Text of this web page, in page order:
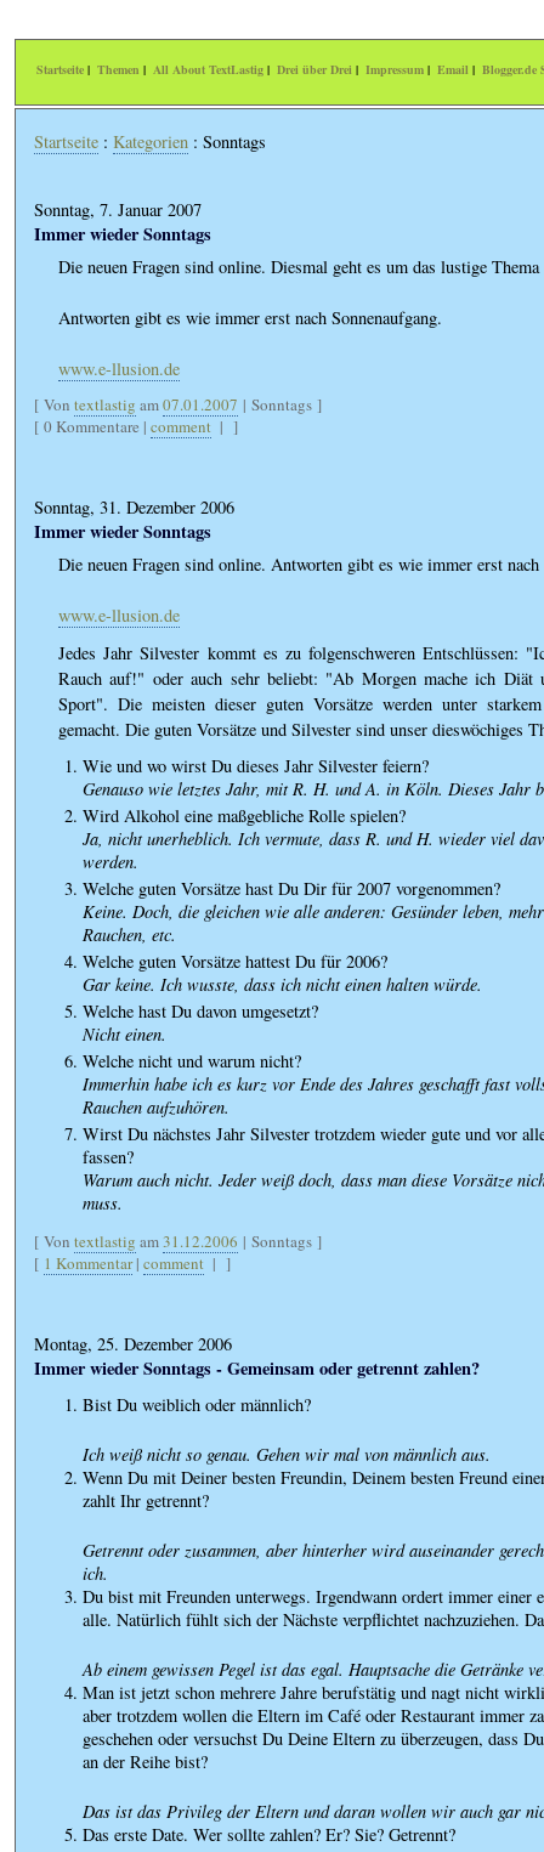
Startseite | Themen | All About TextLastig | Drei über Drei | Impressum | Email | Blogger.de
Startseite : Kategorien : Sonntags
Sonntag, 7. Januar 2007
Immer wieder Sonntags
Die neuen Fragen sind online. Diesmal geht es um das lustige
Antworten gibt es wie immer erst nach Sonnenaufgang.
www.e-llusion.de
[ Von textlastig am07.01.2007 | Sonntags ]
[ 0 Kommentare | comment | ]
Sonntag, 31. Dezember 2006
Immer wieder Sonntags
Die neuen Fragen sind online. Antworten gibt es wie immer erst nach
www.e-llusion.de
Jedes Jahr Silvester kommt es zu folgenschweren Entschlüssen:
Rauch auf!" oder auch sehr beliebt: "Ab Morgen mache ich Diät
Sport". Die meisten dieser guten Vorsätze werden unter
gemacht. Die guten Vorsätze und Silvester sind unser dieswöchiges
Wie und wo wirst Du dieses Jahr Silvester feiern?
Genauso wie letztes Jahr, mit R. H. und A. in Köln. Dieses Jahr
Wird Alkohol eine maßgebliche Rolle spielen?
Ja, nicht unerheblich. Ich vermute, dass R. und H. wieder viel
werden.
Welche guten Vorsätze hast Du Dir für 2007 vorgenommen?
Keine. Doch, die gleichen wie alle anderen: Gesünder leben,
Rauchen, etc.
Welche guten Vorsätze hattest Du für 2006?
Gar keine. Ich wusste, dass ich nicht einen halten würde.
Welche hast Du davon umgesetzt?
Nicht einen.
Welche nicht und warum nicht?
Immerhin habe ich es kurz vor Ende des Jahres geschafft fast
Rauchen aufzuhören.
Wirst Du nächstes Jahr Silvester trotzdem wieder gute und vor
fassen?
Warum auch nicht. Jeder weiß doch, dass man diese Vorsätze
muss.
[ Von textlastig am31.12.2006 | Sonntags ]
[ 1 Kommentar| comment | ]
Montag, 25. Dezember 2006
Immer wieder Sonntags - Gemeinsam oder getrennt zahlen?
Bist Du weiblich oder männlich?
Ich weiß nicht so genau. Gehen wir mal von männlich aus.
Wenn Du mit Deiner besten Freundin, Deinem besten Freund
zahlt Ihr getrennt?
Getrennt oder zusammen, aber hinterher wird auseinander
ich.
Du bist mit Freunden unterwegs. Irgendwann ordert immer einer
alle. Natürlich fühlt sich der Nächste verpflichtet nachzuziehen.
Ab einem gewissen Pegel ist das egal. Hauptsache die Getränke
Man ist jetzt schon mehrere Jahre berufstätig und nagt nicht
aber trotzdem wollen die Eltern im Café oder Restaurant immer
geschehen oder versuchst Du Deine Eltern zu überzeugen, dass
an der Reihe bist?
Das ist das Privileg der Eltern und daran wollen wir auch gar
Das erste Date. Wer sollte zahlen? Er? Sie? Getrennt?